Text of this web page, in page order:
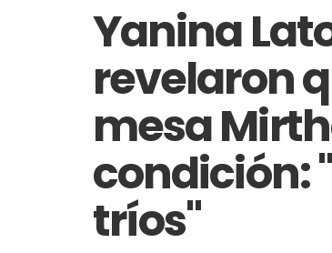
Yanina
revelaron
mesa
condición:
tríos"